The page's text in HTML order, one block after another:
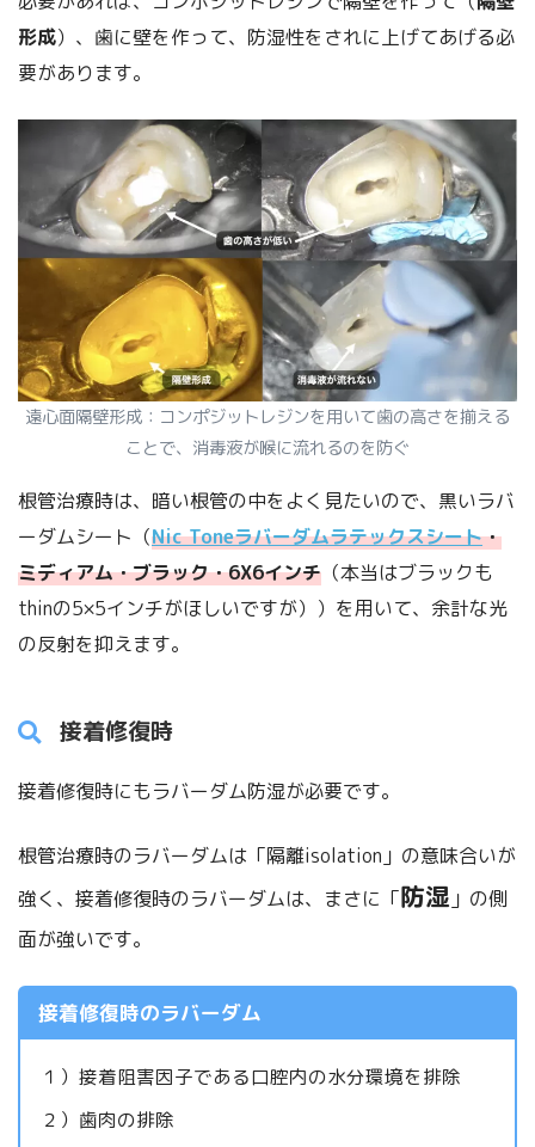
形成）、歯に壁を作って、防湿性をされに上げてあげる必
要があります。
遠心面隔壁形成：コンポジットレジンを用いて歯の高さを揃える
ことで、消毒液が喉に流れるのを防ぐ
根管治療時は、暗い根管の中をよく見たいので、黒いラバ
ーダムシート（Nic Toneラバーダムラテックスシート・
ミディアム・ブラック・6X6インチ （本当はブラックも
thinの5×5インチがほしいですが））を用いて、余計な光
の反射を抑えます。
接着修復時
接着修復時にもラバーダム防湿が必要です。
根管治療時のラバーダムは「隔離isolation」の意味合いが
強く、接着修復時のラバーダムは、まさに「防湿 」の側
面が強いです。
接着修復時のラバーダム
１）接着阻害因子である口腔内の水分環境を排除
２）歯肉の排除